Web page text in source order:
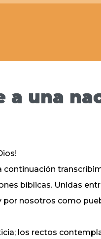
a una
bíblicas. Unidas
por nosotros como
los rectos